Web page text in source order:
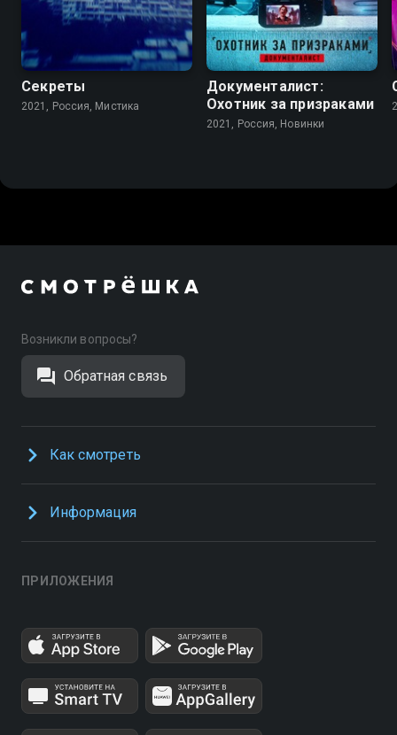
Секреты
2021, Россия, Мистика
Документалист:
Охотник за призраками
2021, Россия, Новинки
Возникли вопросы?
Обратная связь
Как смотреть
Информация
ПРИЛОЖЕНИЯ